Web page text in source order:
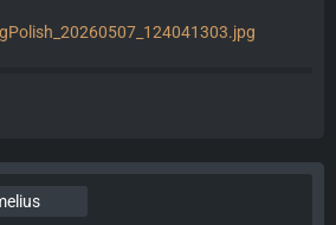
Polish_20260507_124041303.jpg